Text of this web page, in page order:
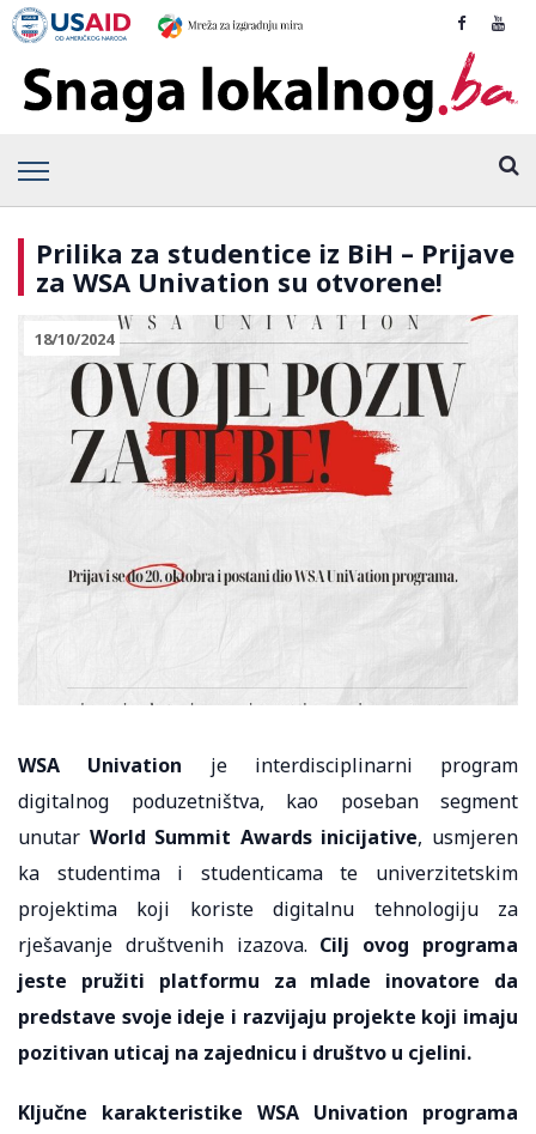
Prilika za studentice iz BiH – Prijave
za WSA Univation su otvorene!
18/10/2024
WSA Univation je interdisciplinarni program
digitalnog poduzetništva, kao poseban segment
unutar World Summit Awards inicijative, usmjeren
ka studentima i studenticama te univerzitetskim
projektima koji koriste digitalnu tehnologiju za
rješavanje društvenih izazova. Cilj ovog programa
jeste pružiti platformu za mlade inovatore da
predstave svoje ideje i razvijaju projekte koji imaju
pozitivan uticaj na zajednicu i društvo u cjelini.
Ključne karakteristike WSA Univation programa